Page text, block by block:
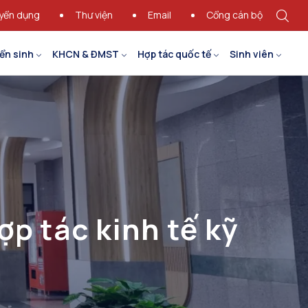
dụng Thư viện Email Cổng cán bộ
sinh KHCN & ĐMST Hợp tác quốc tế Sinh viên
tác kinh tế kỹ